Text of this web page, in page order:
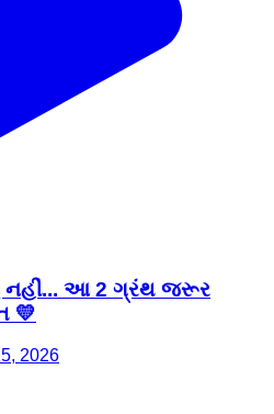
નહીં... આ 2 ગ્રંથ જરૂર
💛
2026